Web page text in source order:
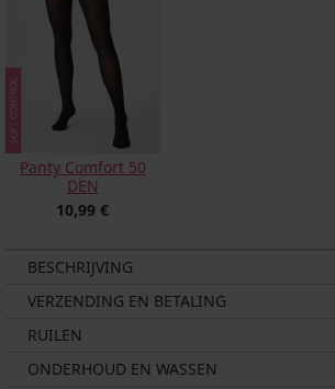
Panty Comfort 50
DEN
10,99 €
BESCHRIJVING
VERZENDING EN BETALING
RUILEN
ONDERHOUD EN WASSEN